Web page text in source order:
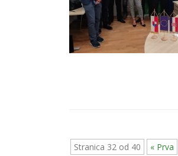
Stranica 32 od 40 « Prva